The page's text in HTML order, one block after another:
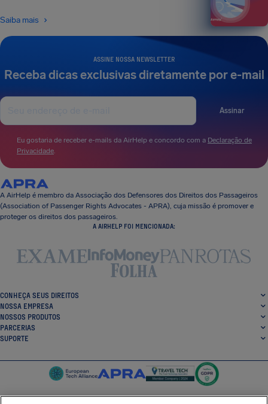
ASSINE NOSSA NEWSLETTER
Receba dicas exclusivas diretamente por e-mail
Assinar
Eu gostaria de receber e-mails da AirHelp e concordo com a Declaração de
Privacidade.
Saiba mais
A AirHelp é membro da Associação dos Defensores dos Direitos dos Passageiros
(Association of Passenger Rights Advocates - APRA), cuja missão é promover e
proteger os direitos dos passageiros.
A AIRHELP FOI MENCIONADA:
CONHEÇA SEUS DIREITOS
NOSSA EMPRESA
NOSSOS PRODUTOS
PARCERIAS
SUPORTE